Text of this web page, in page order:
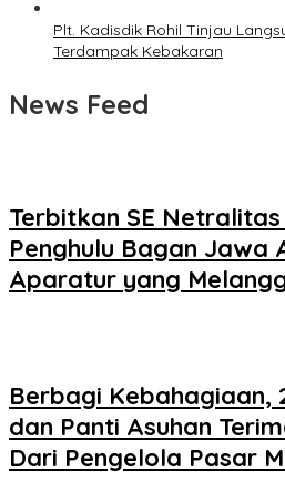
Plt. Kadisdik Rohil Tinjau
Terdampak Kebakaran
News Feed
Terbitkan SE
Penghulu Bagan Jawa
Aparatur yang
Berbagi Kebahagiaan,
dan Panti Asuhan
Dari Pengelola Pasar